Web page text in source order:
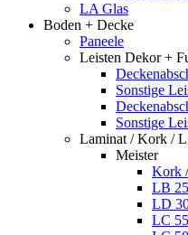
LA Glas
Boden + Decke
Paneele
Leisten Dekor +
Sonstige
Sonstige
Laminat / Kork /
Meister
Kork
LB
LD
LC